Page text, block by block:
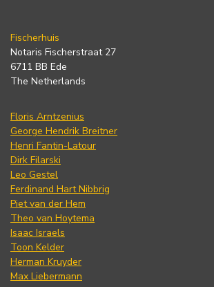
Fischerhuis
Notaris Fischerstraat 27
6711 BB Ede
The Netherlands
Floris Arntzenius
George Hendrik Breitner
Henri Fantin-Latour
Dirk Filarski
Leo Gestel
Ferdinand Hart Nibbrig
Piet van der Hem
Theo van Hoytema
Isaac Israels
Toon Kelder
Herman Kruyder
Max Liebermann